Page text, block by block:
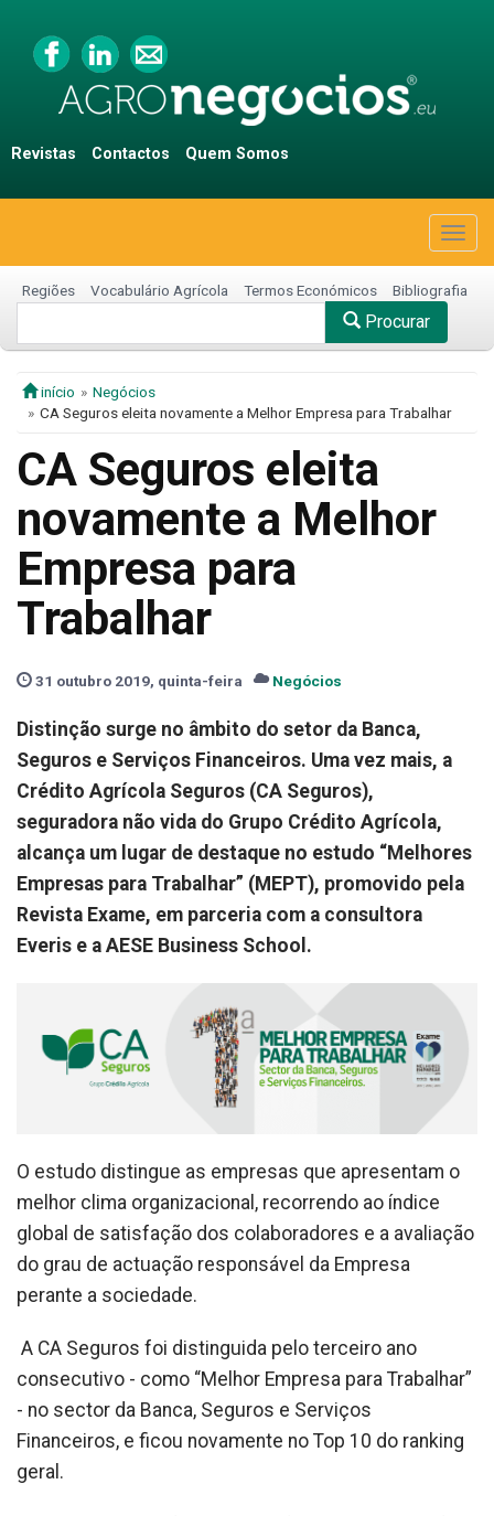
Revistas Contactos Quem Somos
Regiões Vocabulário Agrícola Termos Económicos Bibliografia
Procurar
início
Negócios
CA Seguros eleita novamente a Melhor Empresa para Trabalhar
CA Seguros eleita
novamente a Melhor
Empresa para
Trabalhar
31 outubro 2019, quinta-feira Negócios
Distinção surge no âmbito do setor da Banca,
Seguros e Serviços Financeiros. Uma vez mais, a
Crédito Agrícola Seguros (CA Seguros),
seguradora não vida do Grupo Crédito Agrícola,
alcança um lugar de destaque no estudo “Melhores
Empresas para Trabalhar” (MEPT), promovido pela
Revista Exame, em parceria com a consultora
Everis e a AESE Business School.
O estudo distingue as empresas que apresentam o
melhor clima organizacional, recorrendo ao índice
global de satisfação dos colaboradores e a avaliação
do grau de actuação responsável da Empresa
perante a sociedade.
A CA Seguros foi distinguida pelo terceiro ano
consecutivo - como “Melhor Empresa para Trabalhar”
- no sector da Banca, Seguros e Serviços
Financeiros, e ficou novamente no Top 10 do ranking
geral.